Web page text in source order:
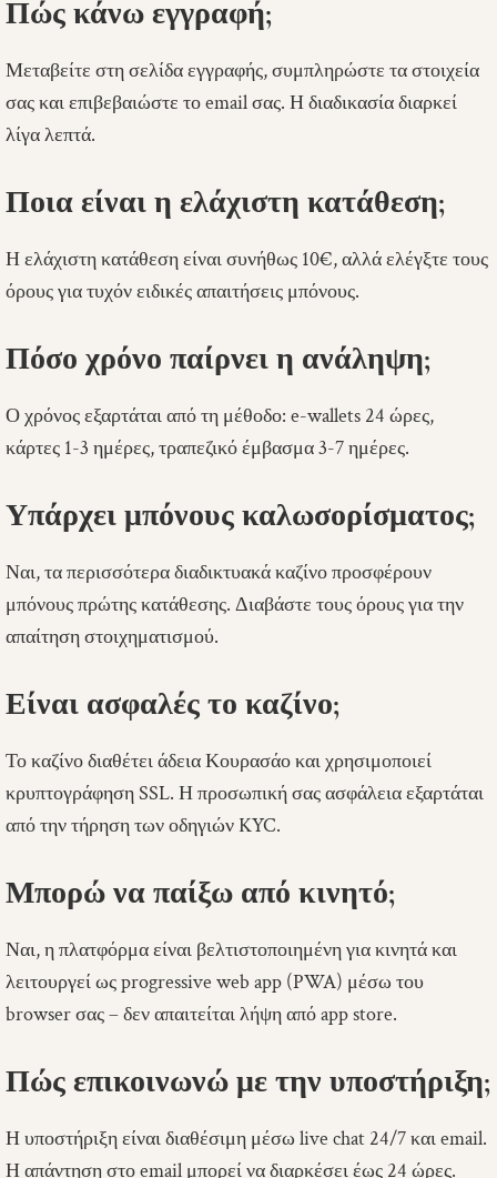
Πώς κάνω εγγραφή;
Μεταβείτε στη σελίδα εγγραφής, συμπληρώστε τα στοιχεία
σας και επιβεβαιώστε το email σας. Η διαδικασία διαρκεί
λίγα λεπτά.
Ποια είναι η ελάχιστη κατάθεση;
Η ελάχιστη κατάθεση είναι συνήθως 10€, αλλά ελέγξτε τους
όρους για τυχόν ειδικές απαιτήσεις μπόνους.
Πόσο χρόνο παίρνει η ανάληψη;
Ο χρόνος εξαρτάται από τη μέθοδο: e-wallets 24 ώρες,
κάρτες 1-3 ημέρες, τραπεζικό έμβασμα 3-7 ημέρες.
Υπάρχει μπόνους καλωσορίσματος;
Ναι, τα περισσότερα διαδικτυακά καζίνο προσφέρουν
μπόνους πρώτης κατάθεσης. Διαβάστε τους όρους για την
απαίτηση στοιχηματισμού.
Είναι ασφαλές το καζίνο;
Το καζίνο διαθέτει άδεια Κουρασάο και χρησιμοποιεί
κρυπτογράφηση SSL. Η προσωπική σας ασφάλεια εξαρτάται
από την τήρηση των οδηγιών KYC.
Μπορώ να παίξω από κινητό;
Ναι, η πλατφόρμα είναι βελτιστοποιημένη για κινητά και
λειτουργεί ως progressive web app (PWA) μέσω του
browser σας – δεν απαιτείται λήψη από app store.
Πώς επικοινωνώ με την υποστήριξη;
Η υποστήριξη είναι διαθέσιμη μέσω live chat 24/7 και email.
Η απάντηση στο email μπορεί να διαρκέσει έως 24 ώρες.